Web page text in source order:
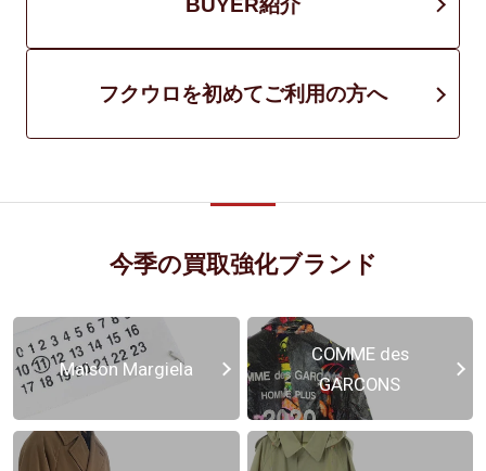
BUYER紹介
フクウロを初めてご利用の方へ
今季の買取強化ブランド
Maison Margiela
COMME des
GARCONS